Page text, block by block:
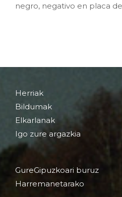
negro, negativo en placa
Herriak
Bildumak
Elkarlanak
Igo zure argazkia
GureGipuzkoari buruz
Harremanetarako